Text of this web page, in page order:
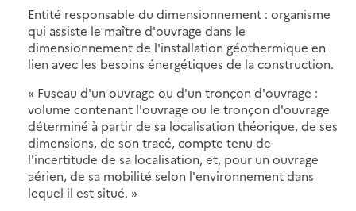
Entité responsable du dimensionnement : organisme
qui assiste le maître d'ouvrage dans le
dimensionnement de l'installation géothermique en
lien avec les besoins énergétiques de la construction.
« Fuseau d'un ouvrage ou d'un tronçon d'ouvrage :
volume contenant l'ouvrage ou le tronçon d'ouvrage
déterminé à partir de sa localisation théorique, de ses
dimensions, de son tracé, compte tenu de
l'incertitude de sa localisation, et, pour un ouvrage
aérien, de sa mobilité selon l'environnement dans
lequel il est situé. »